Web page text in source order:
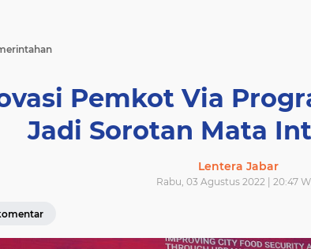
Pemkot Via
Jadi Sorotan Mata
Lentera Jabar
Rabu, 03 Agustus 2022 | 20:47